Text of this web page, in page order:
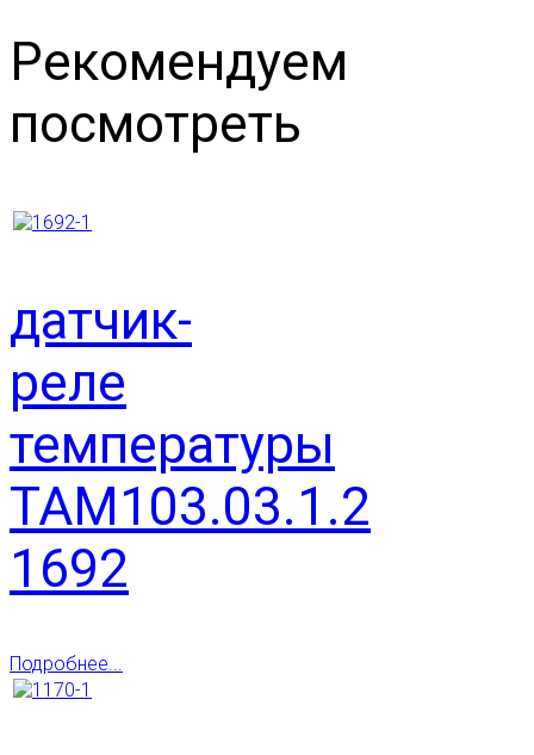
Рекомендуем
посмотреть
датчик-
реле
температуры
ТАМ103.03.1.2
1692
Подробнее...